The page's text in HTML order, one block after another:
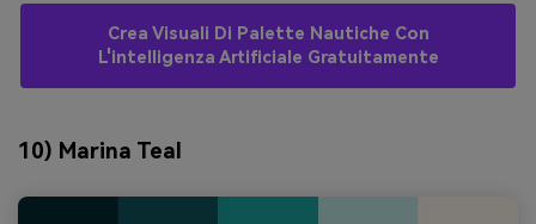
Crea Visuali Di Palette Nautiche Con
L'intelligenza Artificiale Gratuitamente
10) Marina Teal